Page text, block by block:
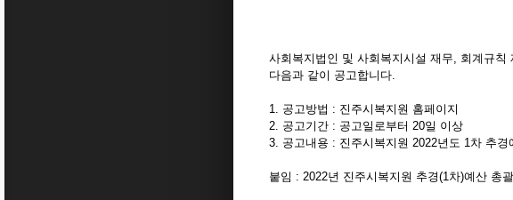
사회복지법인 및 사회복지시설 재무, 회계규
다음과 같이 공고합니다.
1. 공고방법 : 진주시복지원 홈페이지
2. 공고기간 : 공고일로부터 20일 이상
3. 공고내용 : 진주시복지원 2022년도 1차 추경
붙임 : 2022년 진주시복지원 추경(1차)예산 총